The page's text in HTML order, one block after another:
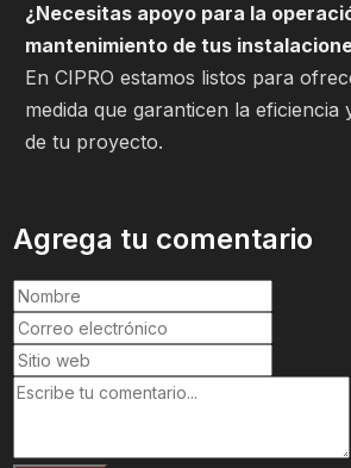
¿Necesitas apoyo para la
mantenimiento de tus
En CIPRO estamos listos para
medida que garanticen la eficiencia
de tu proyecto.
Agrega tu comentario